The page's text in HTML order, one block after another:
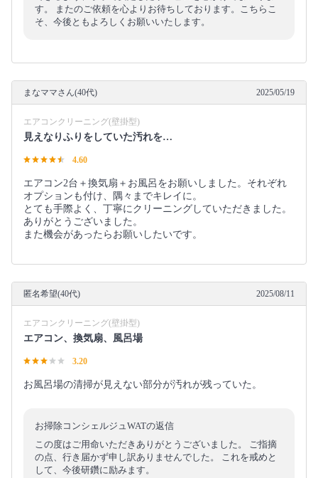
す。 またのご依頼を心よりお待ちしております。こちらこ
そ、今後ともよろしくお願いいたします。
まなママさん(40代) 2025/05/19
エアコンクリーニング(壁掛型)
見えなりふりをしていた汚れを…
4.60
エアコン2台＋換気扇＋お風呂をお願いしました。それぞれ
オプションも付け、隅々までキレイに。
とても手際よく、丁寧にクリーニングしていただきました。
ありがとうございました。
また機会があったらお願いしたいです。
匿名希望(40代) 2025/08/11
エアコンクリーニング(壁掛型)
エアコン、換気扇、風呂場
3.20
お風呂場の清掃が見えない部分が汚れが残っていた。
お掃除コンシェルジュWATの返信
この度はご用命いただきありがとうございました。 ご指摘
の点、行き届かず申し訳ありませんでした。 これを戒めと
して、今後研鑽に励みます。